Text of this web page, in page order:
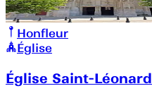
Honfleur
Église
Église Saint-Léonard